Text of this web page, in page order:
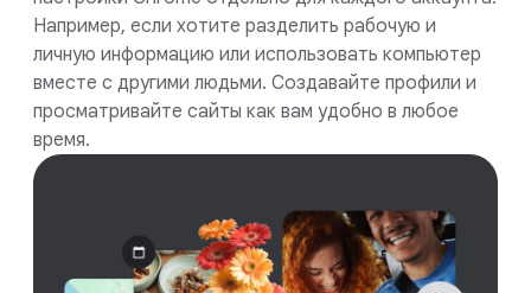
Например, если хотите разделить рабочую и
личную информацию или использовать компьютер
вместе с другими людьми. Создавайте профили и
просматривайте сайты как вам удобно в любое
время.